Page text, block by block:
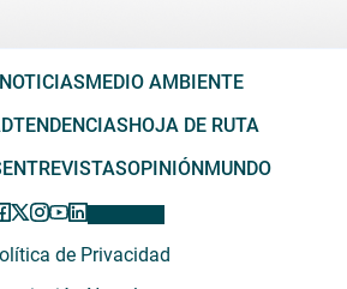
MEDIO AMBIENTE
TENDENCIAS HOJA DE RUTA
ENTREVISTASOPINIÓN MUNDO
de Privacidad